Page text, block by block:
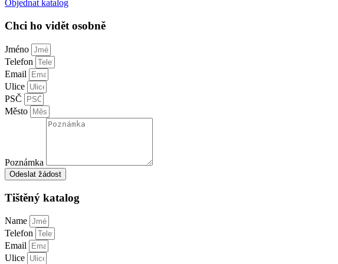
Objednat katalog
Chci ho vidět osobně
Jméno
Telefon
Email
Ulice
PSČ
Město
Poznámka
Odeslat žádost
Tištěný katalog
Name
Telefon
Email
Ulice